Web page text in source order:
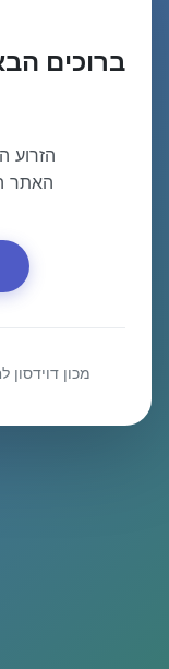
ברוכים
הזרוע
האתר
מכון דוידסון